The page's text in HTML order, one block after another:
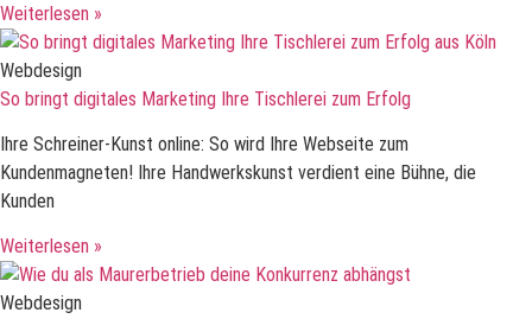
Weiterlesen »
Webdesign
So bringt digitales Marketing Ihre Tischlerei zum Erfolg
Ihre Schreiner-Kunst online: So wird Ihre Webseite zum
Kundenmagneten! Ihre Handwerkskunst verdient eine Bühne, die
Kunden
Weiterlesen »
Webdesign